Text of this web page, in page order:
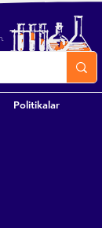
Politikalar